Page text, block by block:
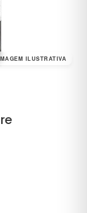
ILUSTRATIVA